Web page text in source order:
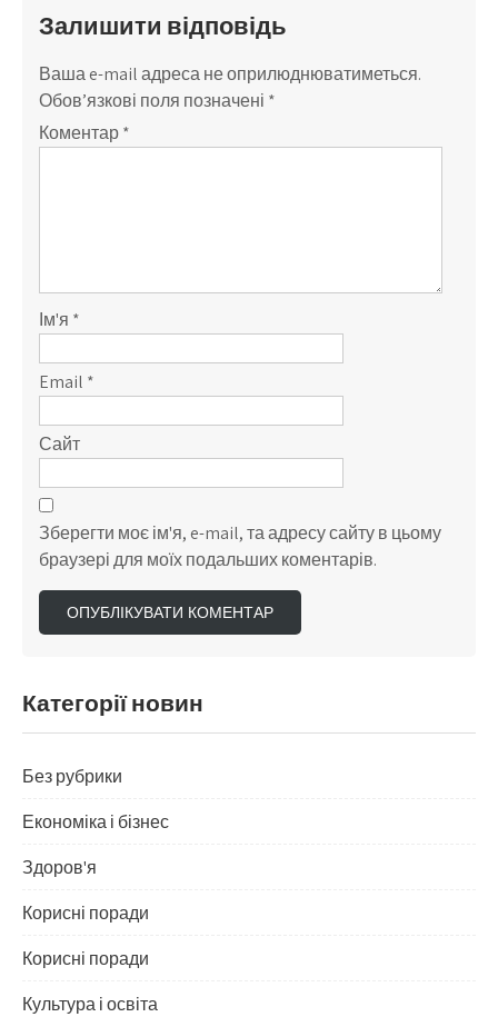
Залишити відповідь
Ваша e-mail адреса не оприлюднюватиметься.
Обов’язкові поля позначені *
Коментар*
Ім'я *
Email *
Сайт
Зберегти моє ім'я, e-mail, та адресу сайту в цьому
браузері для моїх подальших коментарів.
Категорії новин
Без рубрики
Економіка і бізнес
Здоров'я
Корисні поради
Корисні поради
Культура і освіта